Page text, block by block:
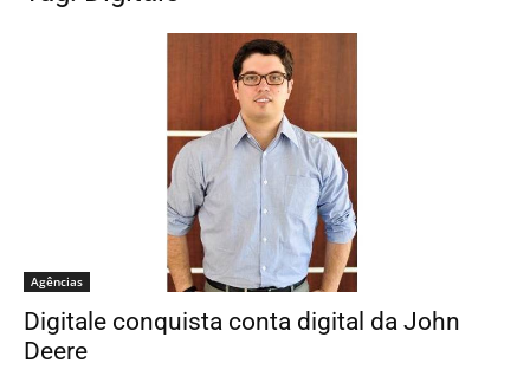
Agências
Digitale conquista conta digital da John
Deere